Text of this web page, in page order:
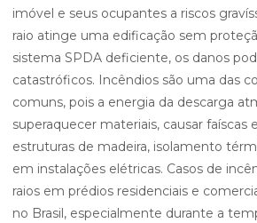
imóvel e seus ocupantes a riscos
raio atinge uma edificação sem
sistema SPDA deficiente, os danos
catastróficos. Incêndios são uma das
comuns, pois a energia da descarga
superaquecer materiais, causar faíscas
estruturas de madeira, isolamento
em instalações elétricas. Casos de
raios em prédios residenciais e
no Brasil, especialmente durante a